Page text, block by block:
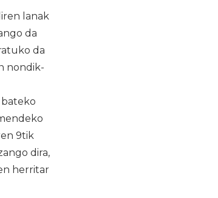
lanak
da
da
nondik-
9tik
dira,
herritar